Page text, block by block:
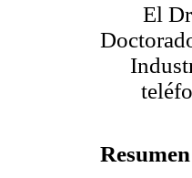
El
Resumen